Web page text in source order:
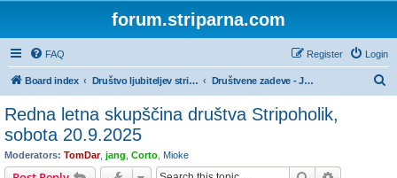
forum.striparna.com
FAQ Login
Register
Board index Društvo ljubiteljev stripov STRIPOHOLIK Društvene zadeve - Javno
Redna letna skupščina društva Stripoholik,
sobota 20.9.2025
Moderators: TomDar, jang Corto Mioke